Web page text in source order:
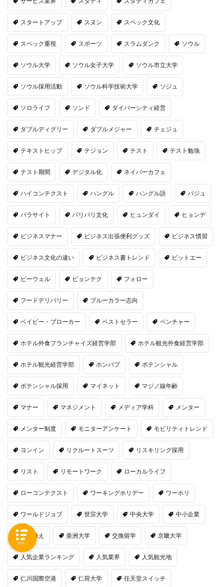
スタートアップ スヌン スペック文化
スペック重視 スポーツ スラムダンク ソウル
ソウル大学 ソウル女子大学 ソウル市立大学
ソウル採用活動 ソウル科学技術大学 ソジュ
ソロライフ ソンド ダイバーシティ経営
ダブルディグリー ダブルメジャー チェジュ
テキストヒップ テジョン テスト テスト勉強
テスト期間 デジタル化 ネイバーカフェ
ハイコンテクスト ハングル ハングル語 パジュ
パラサイト パリパリ文化 ヒュンダイ ヒョンデ
ビジネスマナー ビジネス出張便利グッズ ビジネス慣習
ビジネス文化の違い ビジネス書トレンド ビットエー
ビーウェル ピョンテク フォロー
フードデリバリー ブルーカラー志向
ベイビー・ブローカー ベストセラー ベンチャー
ホテル外食フランチャイズ経営学部 ホテル観光外食経営学部
ホテル観光経営学部 ホンバプ ポテンシャル
ポテンシャル採用 マイネット マジノ線年齢
マナー マネジメント メディア学科 メンター
メンター制度 モニターアンケート モビリティトレンド
ヨンイン リクルートスーツ リスキリング採用
リスト リモートワーク ローカルライフ
ローコンテクスト ワーキングホリデー ワーホリ
ワールドジョブ 世宗大学 中央大学 中小企業
乗り換え 亜洲大学 交換留学 京畿大学
人気企業ランキング 人気業界 人気観光地
仁川国際空港 仁荷大学 任天堂スイッチ
目次へ